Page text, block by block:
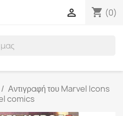
shopping_cart (0)

Αντιγραφή του Marvel Icons
comics